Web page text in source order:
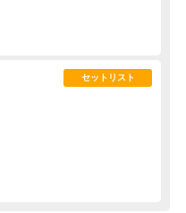
セットリスト